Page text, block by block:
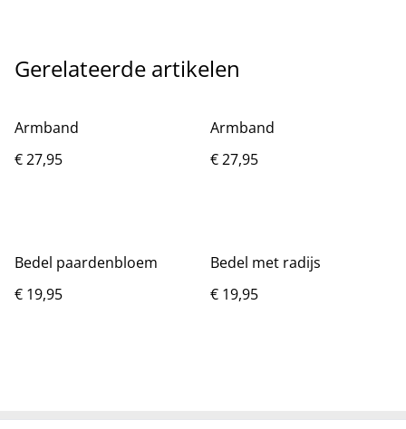
Gerelateerde artikelen
Armband
€ 27,95
Armband
€ 27,95
Bedel paardenbloem
€ 19,95
Bedel met radijs
€ 19,95